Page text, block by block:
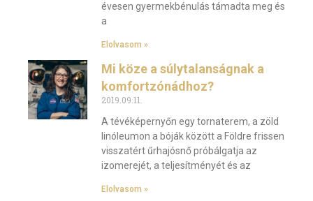
évesen gyermekbénulás támadta meg és
a
Elolvasom »
Mi köze a súlytalanságnak a
komfortzónádhoz?
2019.09.11.
A tévéképernyőn egy tornaterem, a zöld
linóleumon a bóják között a Földre frissen
visszatért űrhajósnő próbálgatja az
izomerejét, a teljesítményét és az
Elolvasom »